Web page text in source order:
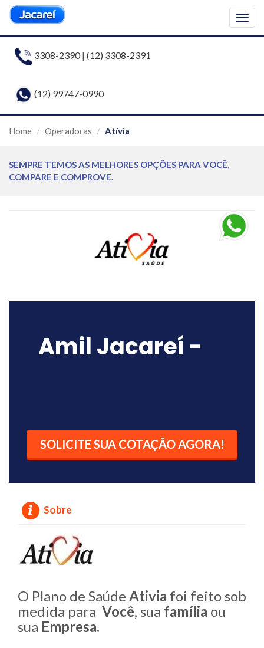
3308-2390| (12) 3308-2391
(12) 99747-0990
Home Operadoras Atívia
SEMPRE TEMOS AS MELHORES OPÇÕES PARA VOCÊ,
COMPARE E COMPROVE.
Amil Jacareí -
SOLICITE SUA COTAÇÃO AGORA!
Sobre
O Plano de Saúde Ativia foi feito sob
medida para Você, sua família ou
sua Empresa.